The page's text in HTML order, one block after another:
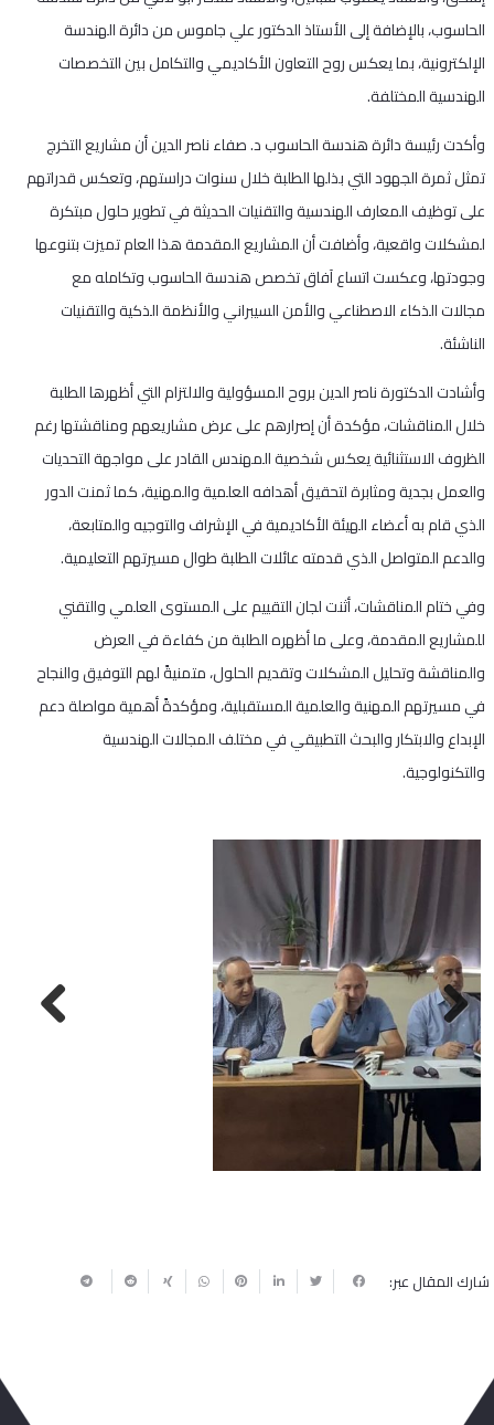
الحاسوب، بالإضافة إلى الأستاذ الدكتور علي جاموس من دائرة الهندسة
الإلكترونية، بما يعكس روح التعاون الأكاديمي والتكامل بين التخصصات
الهندسية المختلفة.
وأكدت رئيسة دائرة هندسة الحاسوب د. صفاء ناصر الدين أن مشاريع التخرج
تمثل ثمرة الجهود التي بذلها الطلبة خلال سنوات دراستهم، وتعكس قدراتهم
على توظيف المعارف الهندسية والتقنيات الحديثة في تطوير حلول مبتكرة
لمشكلات واقعية، وأضافت أن المشاريع المقدمة هذا العام تميزت بتنوعها
وجودتها، وعكست اتساع آفاق تخصص هندسة الحاسوب وتكامله مع
مجالات الذكاء الاصطناعي والأمن السيبراني والأنظمة الذكية والتقنيات
الناشئة.
وأشادت الدكتورة ناصر الدين بروح المسؤولية والالتزام التي أظهرها الطلبة
خلال المناقشات، مؤكدة أن إصرارهم على عرض مشاريعهم ومناقشتها رغم
الظروف الاستثنائية يعكس شخصية المهندس القادر على مواجهة التحديات
والعمل بجدية ومثابرة لتحقيق أهدافه العلمية والمهنية، كما ثمنت الدور
الذي قام به أعضاء الهيئة الأكاديمية في الإشراف والتوجيه والمتابعة،
والدعم المتواصل الذي قدمته عائلات الطلبة طوال مسيرتهم التعليمية.
وفي ختام المناقشات، أثنت لجان التقييم على المستوى العلمي والتقني
للمشاريع المقدمة، وعلى ما أظهره الطلبة من كفاءة في العرض
والمناقشة وتحليل المشكلات وتقديم الحلول، متمنيةً لهم التوفيق والنجاح
في مسيرتهم المهنية والعلمية المستقبلية، ومؤكدةً أهمية مواصلة دعم
الإبداع والابتكار والبحث التطبيقي في مختلف المجالات الهندسية
والتكنولوجية.
Previous
Next